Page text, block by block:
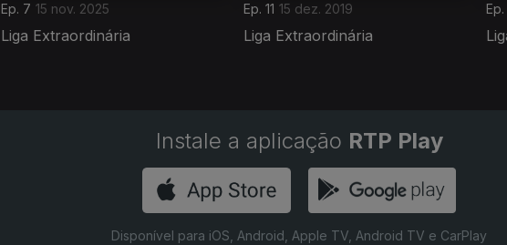
Ep. 7 15 nov. 2025
Liga Extraordinária
Ep. 11 15 dez. 2019
Liga Extraordinária
Instale a aplicação RTP Play
Disponível para iOS, Android, Apple TV, Android TV e CarPlay